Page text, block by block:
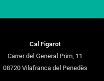
Cal Figarot
Carrer del General Prim, 11
08720 Vilafranca del Penedès